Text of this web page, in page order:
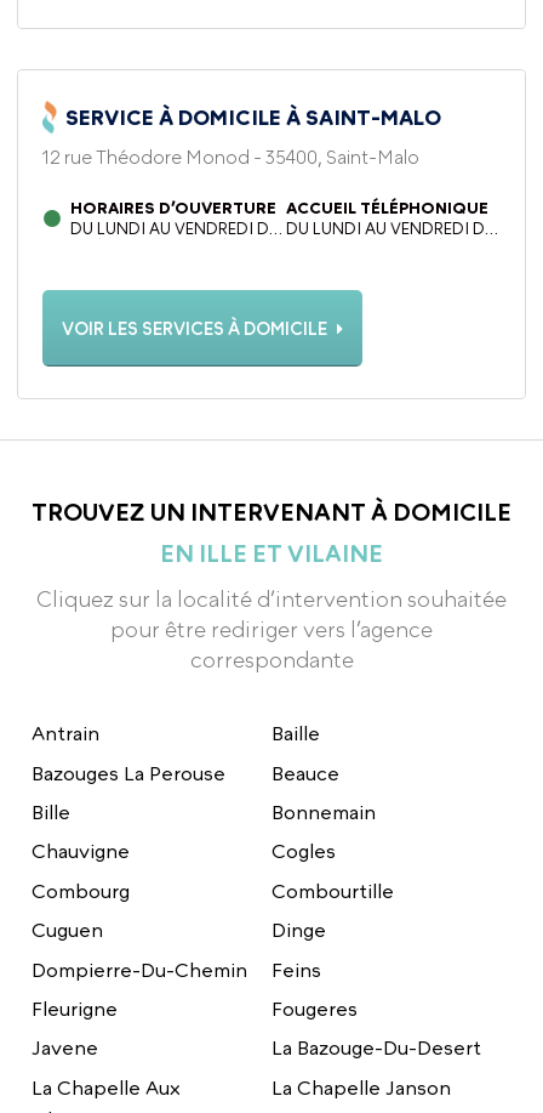
SERVICE À DOMICILE À SAINT-MALO
12 rue Théodore Monod - 35400, Saint-Malo
HORAIRES D’OUVERTURE
DU LUNDI AU VENDREDI DE
ACCUEIL TÉLÉPHONIQUE
DU LUNDI AU VENDREDI DE
VOIR LES SERVICES À DOMICILE
TROUVEZ UN INTERVENANT À DOMICILE
EN ILLE ET VILAINE
Cliquez sur la localité d’intervention souhaitée
pour être rediriger vers l’agence
correspondante
Antrain
Baille
Bazouges La Perouse
Beauce
Bille
Bonnemain
Chauvigne
Cogles
Combourg
Combourtille
Cuguen
Dinge
Dompierre-Du-Chemin
Feins
Fleurigne
Fougeres
Javene
La Bazouge-Du-Desert
La Chapelle Aux
La Chapelle Janson